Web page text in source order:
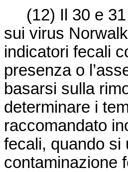
(12) Il 30 e
sui virus
indicatori fecali
presenza o
basarsi sulla
determinare i
raccomandato
fecali, quando si
contaminazione